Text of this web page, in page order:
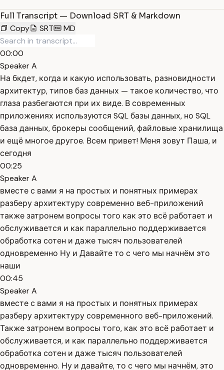
Full Transcript — Download SRT & Markdown
Copy
SRT MD
00:00
Speaker A
На бкдет, когда и какую использовать, разновидности
архитектур, типов баз данных — такое количество, что
глаза разбегаются при их виде. В современных
приложениях используются SQL базы данных, но SQL
база данных, брокеры сообщений, файловые хранилища
и ещё многое другое. Всем привет! Меня зовут Паша, и
сегодня
00:25
Speaker A
вместе с вами я на простых и понятных примерах
разберу архитектуру современно веб-приложений
также затронем вопросы того как это всё работает и
обслуживается и как параллельно поддерживается
обработка сотен и даже тысяч пользователей
одновременно Ну и Давайте то с чего мы начнём это
наши
00:45
Speaker A
вместе с вами я на простых и понятных примерах
разберу архитектуру современного веб-приложений.
Также затронем вопросы того, как это всё работает и
обслуживается, и как параллельно поддерживается
обработка сотен и даже тысяч пользователей
одновременно. Ну и давайте, то с чего мы начнём, это